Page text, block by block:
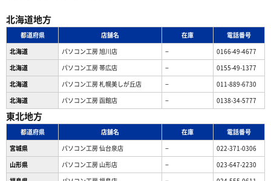
北海道地方
都道府県 店舗名 在庫
電話番号
北海道
パソコン工房 旭川店 −
0166-49-4677
北海道
パソコン工房 帯広店 −
0155-49-1377
北海道
パソコン⼯房 札幌美しが丘店 −
011-889-6730
北海道
パソコン工房 函館店 − 0138-34-5777
東北地方
都道府県 店舗名 在庫
電話番号
宮城県
パソコン工房 仙台泉店 −
022-371-0306
山形県
パソコン工房 山形店 −
023-647-2230